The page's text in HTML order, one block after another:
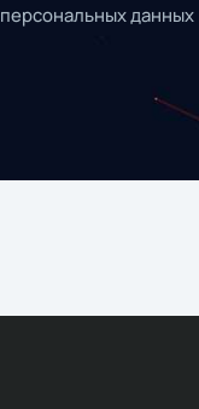
персональных данных